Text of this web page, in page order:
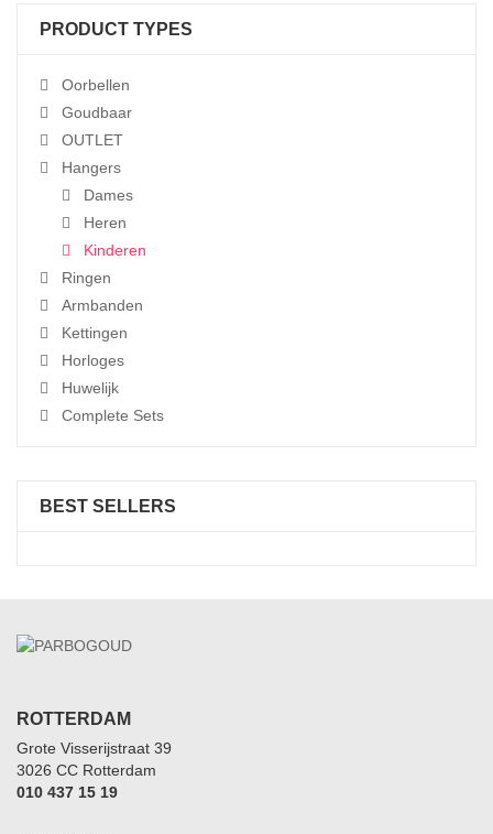
PRODUCT TYPES
Oorbellen
Goudbaar
OUTLET
Hangers
Dames
Heren
Kinderen
Ringen
Armbanden
Kettingen
Horloges
Huwelijk
Complete Sets
BEST SELLERS
ROTTERDAM
Grote Visserijstraat 39
3026 CC Rotterdam
010 437 15 19